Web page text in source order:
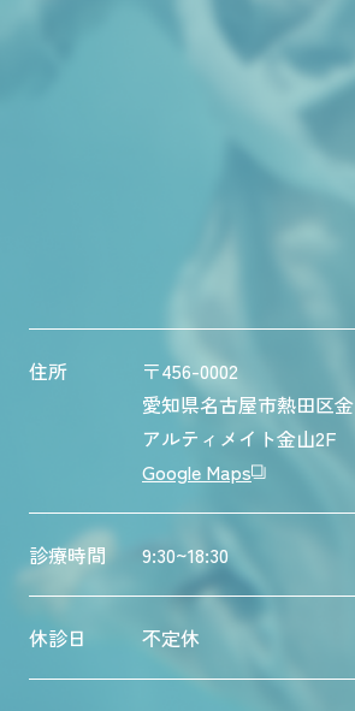
住所
〒456-0002
愛知県名古屋市熱田区
アルティメイト金山2F
Google Maps
診療時間 9:30~18:30
休診日 不定休